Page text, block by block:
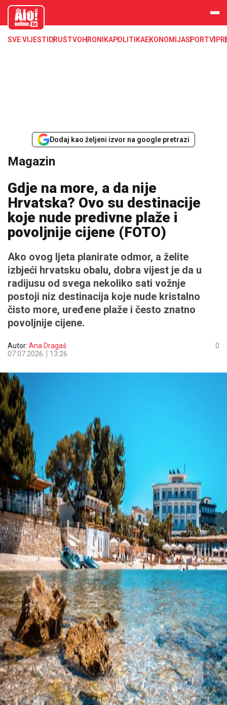
aloonline.b
SVE VIJESTI DRUŠTVOHRONIKAPOLITIKAEKONOMIJASPORTVIP
Dodaj kao željeni izvor na google pretrazi
Magazin
Gdje na more, a da nije
Hrvatska? Ovo su destinacije
koje nude predivne plaže i
povoljnije cijene (FOTO)
Ako ovog ljeta planirate odmor, a želite
izbjeći hrvatsku obalu, dobra vijest je da u
radijusu od svega nekoliko sati vožnje
postoji niz destinacija koje nude kristalno
čisto more, uređene plaže i često znatno
povoljnije cijene.
Autor: Ana Dragaš
07.07.2026.
13:26
0